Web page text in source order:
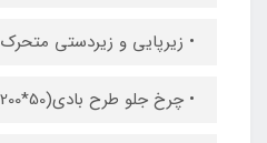
• زیرپایی و زیردستی متحرک
• چرخ جلو طرح بادی(50*200)